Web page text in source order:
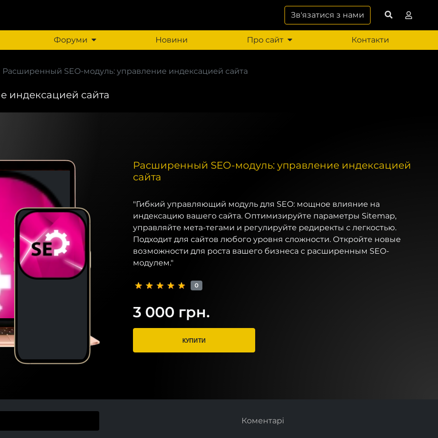
Зв'язатися з нами
Форуми Новини Про сайт Контакти
Расширенный SEO-модуль: управление индексацией сайта
индексацией сайта
Расширенный SEO-модуль: управление индексацией
сайта
"Гибкий управляющий модуль для SEO: мощное влияние на
индексацию вашего сайта. Оптимизируйте параметры Sitemap,
управляйте мета-тегами и регулируйте редиректы с легкостью.
Подходит для сайтов любого уровня сложности. Откройте новые
возможности для роста вашего бизнеса с расширенным SEO-
модулем."
0
3 000 грн.
КУПИТИ
Коментарі